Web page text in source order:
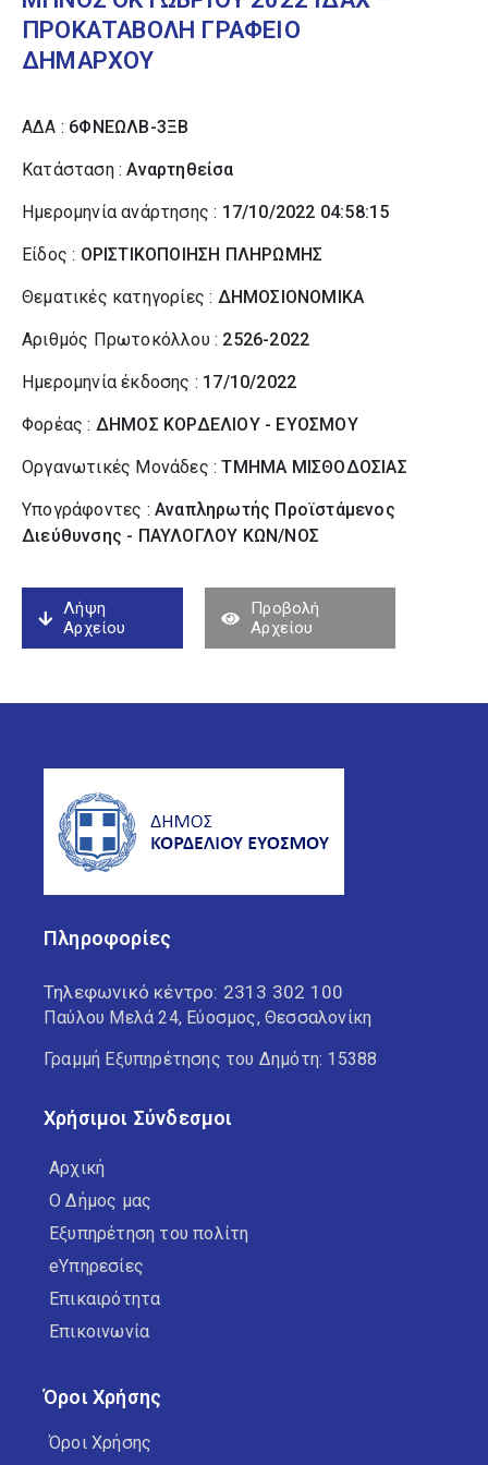
ΠΡΟΚΑΤΑΒΟΛΗ ΓΡΑΦΕΙΟ
ΔΗΜΑΡΧΟΥ
ΑΔΑ : 6ΦΝΕΩΛΒ-3ΞΒ
Κατάσταση :Αναρτηθείσα
Ημερομηνία ανάρτησης : 17/10/2022 04:58:15
Είδος : ΟΡΙΣΤΙΚΟΠΟΙΗΣΗ ΠΛΗΡΩΜΗΣ
Θεματικές κατηγορίες : ΔΗΜΟΣΙΟΝΟΜΙΚΑ
Αριθμός Πρωτοκόλλου : 2526-2022
Ημερομηνία έκδοσης : 17/10/2022
Φορέας : ΔΗΜΟΣ ΚΟΡΔΕΛΙΟΥ - ΕΥΟΣΜΟΥ
Οργανωτικές Μονάδες :ΤΜΗΜΑ ΜΙΣΘΟΔΟΣΙΑΣ
Υπογράφοντες : Αναπληρωτής Προϊστάμενος
Διεύθυνσης - ΠΑΥΛΟΓΛΟΥ ΚΩΝ/ΝΟΣ
Λήψη
Αρχείου
Προβολή
Αρχείου
Πληροφορίες
Τηλεφωνικό κέντρο: 2313 302 100
Παύλου Μελά 24, Εύοσμος, Θεσσαλονίκη
Γραμμή Εξυπηρέτησης του Δημότη: 15388
Χρήσιμοι Σύνδεσμοι
Αρχική
Ο Δήμος μας
Εξυπηρέτηση του πολίτη
eΥπηρεσίες
Επικαιρότητα
Επικοινωνία
Όροι Χρήσης
Όροι Χρήσης